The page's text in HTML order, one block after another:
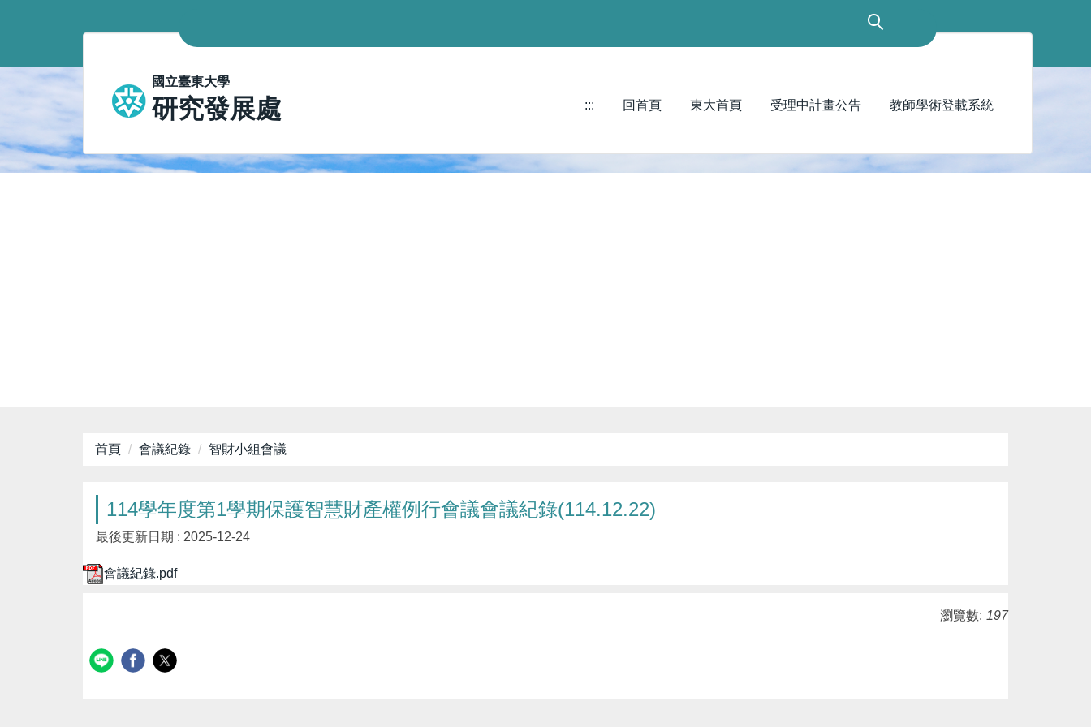
要
國立臺東大學
研究發展處 ::: 回首頁 東大首頁 受理中計畫公告 教師學術登載系統
首頁 會議紀錄 智財小組會議
114學年度第1學期保護智慧財產權例行會議會議紀錄(114.12.22)
最後更新日期 : 2025-12-24
會議紀錄.pdf
瀏覽數: 197